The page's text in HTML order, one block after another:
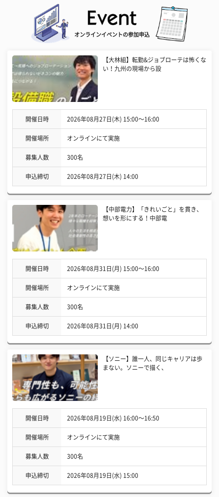
オンラインイベントの参加申込
【大林組】転勤&ジョブローテは怖くな
い！九州の現場から設
開催日時 2026年08月27日(木) 15:00〜16:00
開催場所 オンラインにて実施
募集人数 300名
申込締切 2026年08月27日(木) 14:00
【中部電力】「きれいごと」を貫き、
想いを形にする！中部電
開催日時 2026年08月31日(月) 15:00〜16:00
開催場所 オンラインにて実施
募集人数 300名
申込締切 2026年08月31日(月) 14:00
【ソニー】誰一人、同じキャリアは歩
まない。ソニーで描く、
開催日時 2026年08月19日(水) 16:00〜16:50
開催場所 オンラインにて実施
募集人数 300名
申込締切 2026年08月19日(水) 15:00